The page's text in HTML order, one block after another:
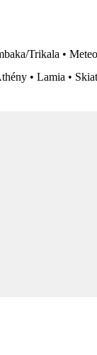
Trikala •
• Lamia •